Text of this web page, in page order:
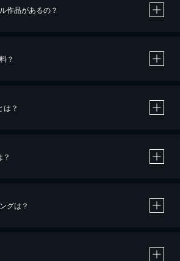
作品があるの？
？
は？
レジットカード決済による作品の購入 / レンタルです。
る作品の購入 / レンタルは、20％のポイント還元です。
グは？